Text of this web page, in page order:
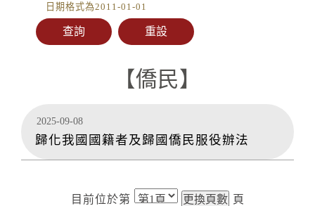
日期格式為2011-01-01
【僑民】
2025-09-08
歸化我國國籍者及歸國僑民服役辦法
目前位於第
頁